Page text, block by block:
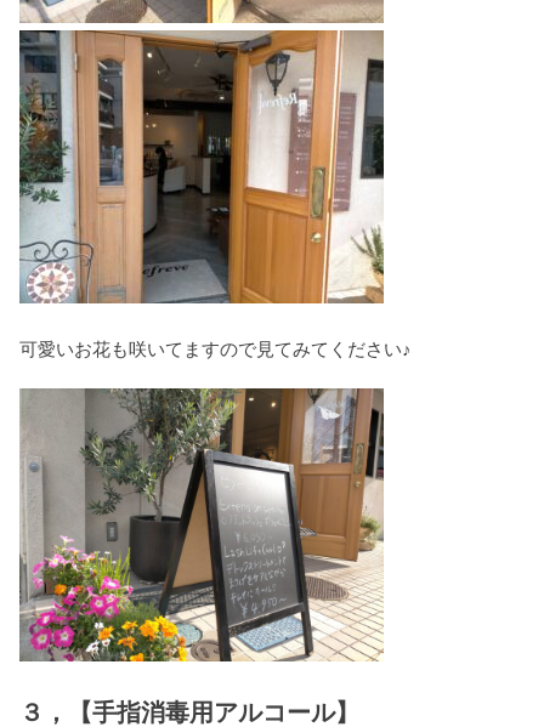
可愛いお花も咲いてますので見てみてください♪
３，【手指消毒用アルコール】